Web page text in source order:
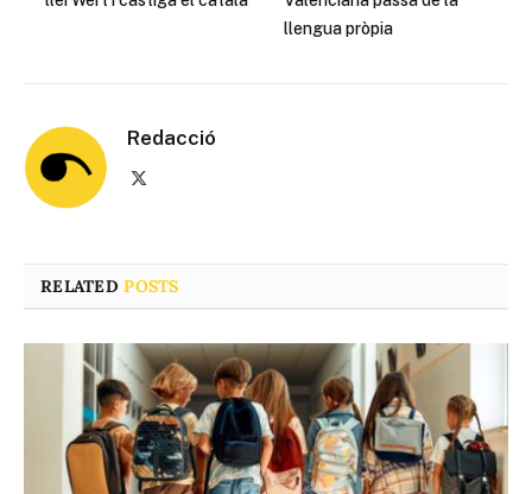
llengua pròpia
Redacció
RELATEDPOSTS